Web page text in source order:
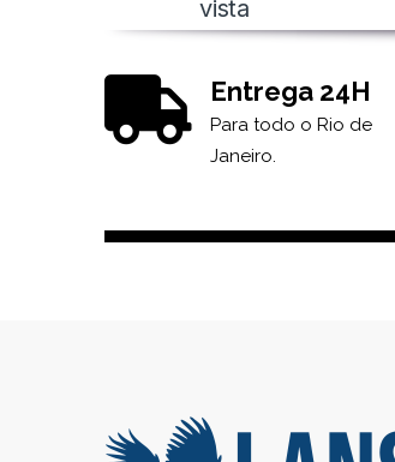
vista
Entrega 24H
Para todo o Rio de
Janeiro.